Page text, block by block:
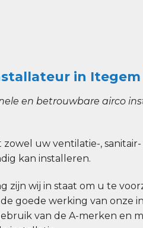
in Itegem
en betrouwbare airco
uw ventilatie-, sanitair-
kan installeren.
zijn wij in staat om u te
goede werking van onze
van de A-merken en